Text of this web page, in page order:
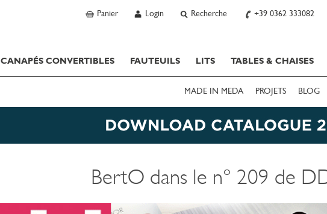
Panier Login Recherche +39 0362 333082
CANAPÉS CONVERTIBLES FAUTEUILS LITS TABLES & CHAISES
MADE IN MEDA PROJETS BLOG
BertO dans le n° 209 de